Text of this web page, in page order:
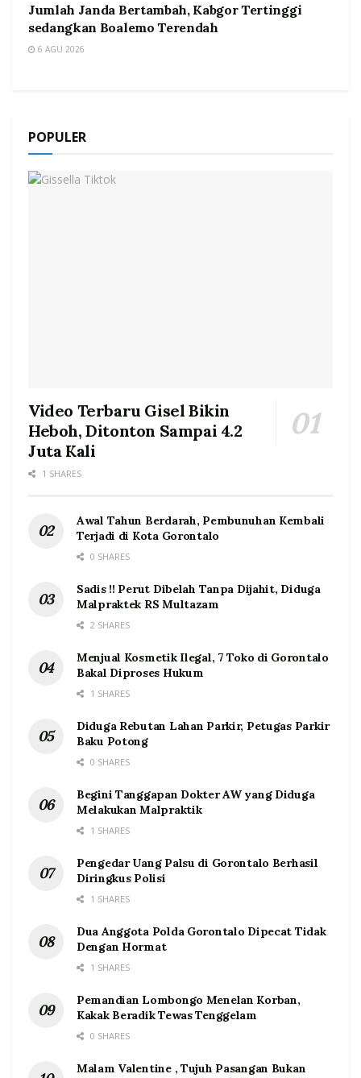
Jumlah Janda Bertambah, Kabgor Tertinggi
sedangkan Boalemo Terendah
6 AGU 2026
POPULER
Video Terbaru Gisel Bikin
Heboh, Ditonton Sampai 4.2
Juta Kali
1 SHARES
Awal Tahun Berdarah, Pembunuhan Kembali
Terjadi di Kota Gorontalo
0 SHARES
Sadis !! Perut Dibelah Tanpa Dijahit, Diduga
Malpraktek RS Multazam
2 SHARES
Menjual Kosmetik Ilegal, 7 Toko di Gorontalo
Bakal Diproses Hukum
1 SHARES
Diduga Rebutan Lahan Parkir, Petugas Parkir
Baku Potong
0 SHARES
Begini Tanggapan Dokter AW yang Diduga
Melakukan Malpraktik
1 SHARES
Pengedar Uang Palsu di Gorontalo Berhasil
Diringkus Polisi
1 SHARES
Dua Anggota Polda Gorontalo Dipecat Tidak
Dengan Hormat
1 SHARES
Pemandian Lombongo Menelan Korban,
Kakak Beradik Tewas Tenggelam
0 SHARES
Malam Valentine , Tujuh Pasangan Bukan